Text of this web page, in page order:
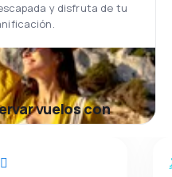
y disfruta de tu
vuelos con